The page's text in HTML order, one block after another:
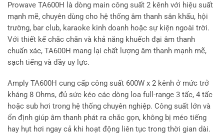
Prowave TA600H là dòng main công suất 2 kênh với hiệu suất
mạnh mẽ, chuyên dùng cho hệ thống âm thanh sân khấu, hội
trường, bar club, karaoke kinh doanh hoặc sự kiện ngoài trời.
Với thiết kế chắc chắn và khả năng khuếch đại âm thanh
chuẩn xác, TA600H mang lại chất lượng âm thanh mạnh mẽ,
sạch tiếng và đầy uy lực.
Amply TA600H cung cấp công suất 600W x 2 kênh ở mức trở
kháng 8 Ohms, đủ sức kéo các dòng loa full-range 3 tấc, 4 tấc
hoặc sub hơi trong hệ thống chuyên nghiệp. Công suất lớn và
ổn định giúp âm thanh phát ra chắc gọn, không bị méo tiếng
hay hụt hơi ngay cả khi hoạt động liên tục trong thời gian dài.